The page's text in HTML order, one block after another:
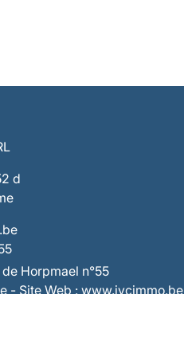
d
Horpmael n°55
- Site Web : www.jvcimmo.be